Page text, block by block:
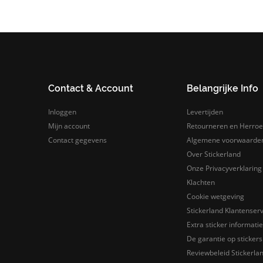
Contact & Account
Inloggen
Mijn account
Contact gegevens
Belangrijke Info
Levertijden
Retourneren en
Algemene
Over Stickerland
Onze Privacyverklaring
Klachten
Cookie wetgeving
Stickerland
Extra sticker informatie
De garantie op
Reviewbeleid